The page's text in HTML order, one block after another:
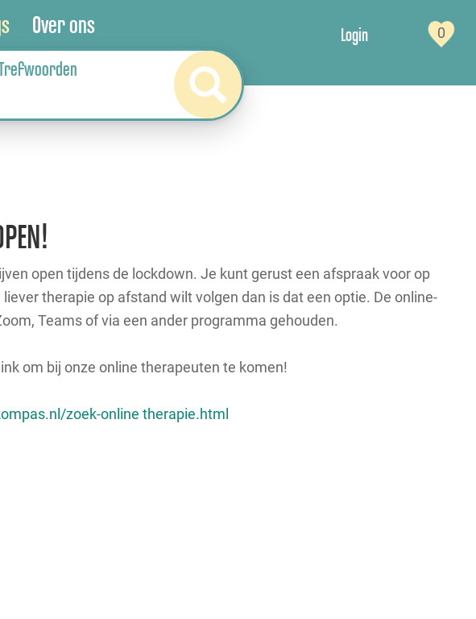
Over ons Login 0
open tijdens de lockdown. Je kunt gerust een afspraak voor op
liever therapie op afstand wilt volgen dan is dat een optie. De online-
Teams of via een ander programma gehouden.
om bij onze online therapeuten te komen!
zoek-online therapie.html